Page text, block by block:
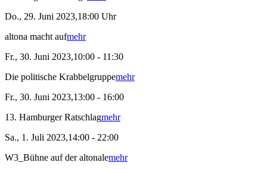
Do., 29. Juni 2023,18:00 Uhr
altona macht aufmehr
Fr., 30. Juni 2023,10:00 - 11:30
Die politische Krabbelgruppemehr
Fr., 30. Juni 2023,13:00 - 16:00
13. Hamburger Ratschlagmehr
Sa., 1. Juli 2023,14:00 - 22:00
W3_Bühne auf der altonalemehr